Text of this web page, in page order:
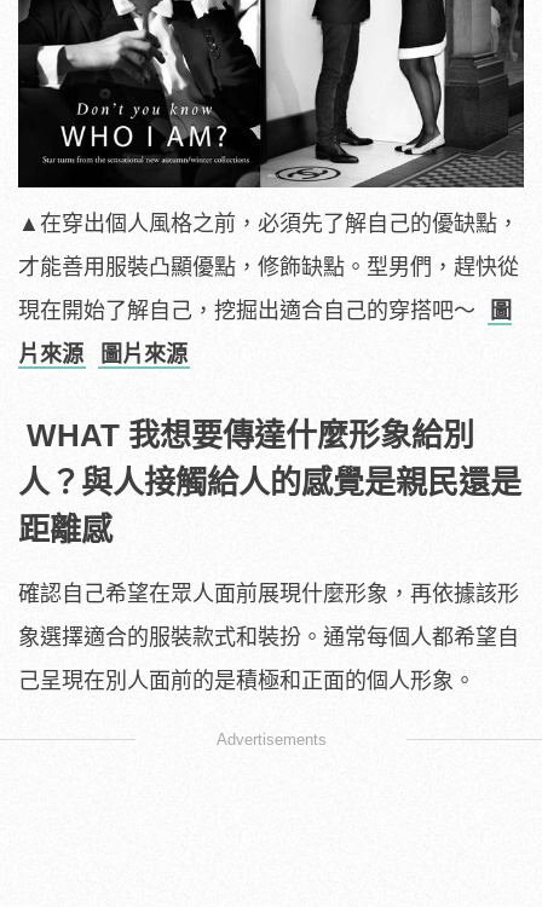
▲在穿出個人風格之前，必須先了解自己的優缺點，
才能善用服裝凸顯優點，修飾缺點。型男們，趕快從
現在開始了解自己，挖掘出適合自己的穿搭吧～
圖
片來源
圖片來源
WHAT 我想要傳達什麼形象給別
人？與人接觸給人的感覺是親民還是
距離感
確認自己希望在眾人面前展現什麼形象，再依據該形
象選擇適合的服裝款式和裝扮。通常每個人都希望自
己呈現在別人面前的是積極和正面的個人形象。
Advertisements